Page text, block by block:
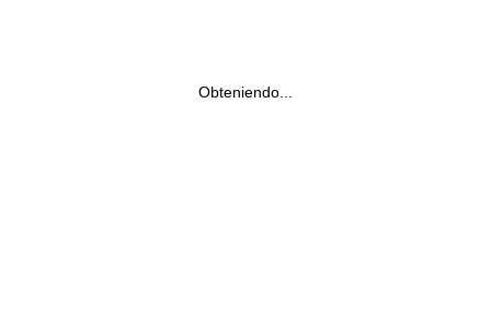
Obteniendo...